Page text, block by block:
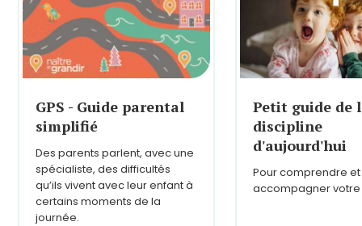
GPS - Guide parental
simplifié
Des parents parlent, avec une
spécialiste, des difficultés
qu’ils vivent avec leur enfant à
certains moments de la
journée.
Petit guide de
discipline
d'aujourd'hui
Pour comprendre et
accompagner votre